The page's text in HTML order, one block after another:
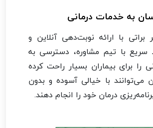
به خدمات درمانی
براتی با ارائه نوبت‌دهی آنلاین و
سریع با تیم مشاوره، دسترسی به
را برای بیماران بسیار راحت کرده
می‌توانند با خیالی آسوده و بدون
درمان خود را انجام دهند.